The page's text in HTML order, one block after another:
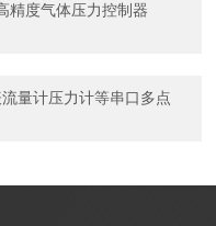
精度气体压力控制器
量计压力计等串口多点